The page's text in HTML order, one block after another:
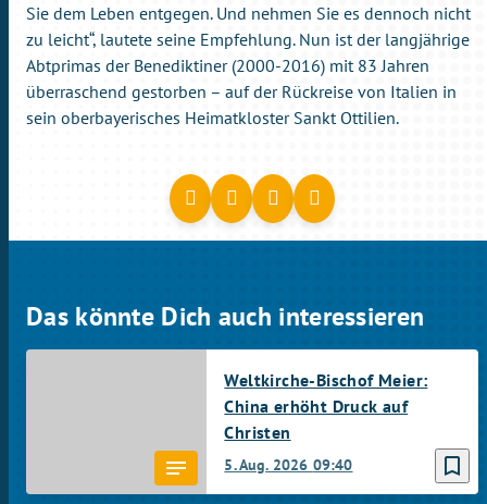
Sie dem Leben entgegen. Und nehmen Sie es dennoch nicht
zu leicht“, lautete seine Empfehlung. Nun ist der langjährige
Abtprimas der Benediktiner (2000-2016) mit 83 Jahren
überraschend gestorben – auf der Rückreise von Italien in
sein oberbayerisches Heimatkloster Sankt Ottilien.
Das könnte Dich auch interessieren
bookmark_border
5. Aug. 2026 09:40
Weltkirche-Bischof Meier:
China erhöht Druck auf
Christen